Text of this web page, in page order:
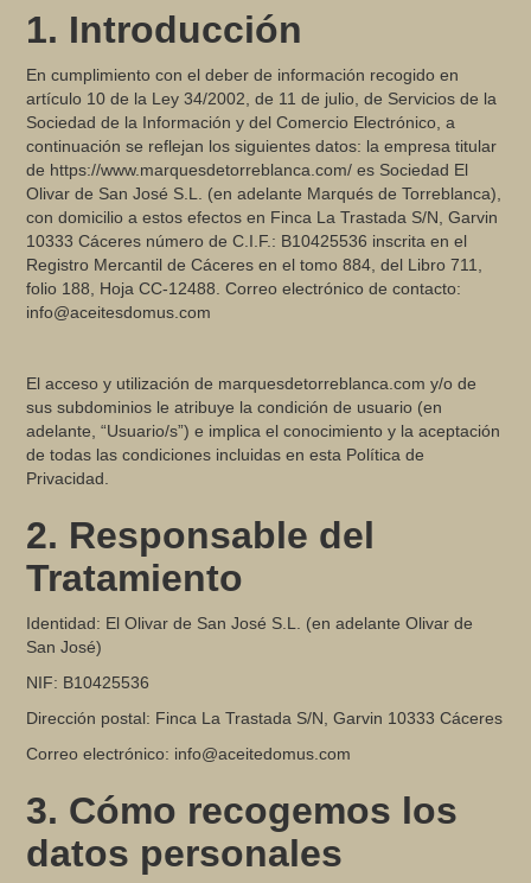
1. Introducción
En cumplimiento con el deber de información recogido en
artículo 10 de la Ley 34/2002, de 11 de julio, de Servicios de la
Sociedad de la Información y del Comercio Electrónico, a
continuación se reflejan los siguientes datos: la empresa titular
de https://www.marquesdetorreblanca.com/ es Sociedad El
Olivar de San José S.L. (en adelante Marqués de Torreblanca),
con domicilio a estos efectos en Finca La Trastada S/N, Garvin
10333 Cáceres número de C.I.F.: B10425536 inscrita en el
Registro Mercantil de Cáceres en el tomo 884, del Libro 711,
folio 188, Hoja CC-12488. Correo electrónico de contacto:
info@aceitesdomus.com
El acceso y utilización de marquesdetorreblanca.com y/o de
sus subdominios le atribuye la condición de usuario (en
adelante, “Usuario/s”) e implica el conocimiento y la aceptación
de todas las condiciones incluidas en esta Política de
Privacidad.
2. Responsable del
Tratamiento
Identidad: El Olivar de San José S.L. (en adelante Olivar de
San José)
NIF: B10425536
Dirección postal: Finca La Trastada S/N, Garvin 10333 Cáceres
Correo electrónico: info@aceitedomus.com
3. Cómo recogemos los
datos personales